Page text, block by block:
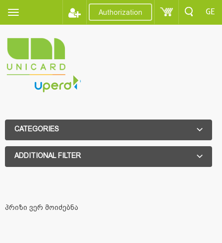
Authorization GE
CATEGORIES
ADDITIONAL FILTER
პრიზი ვერ მოიძებნა